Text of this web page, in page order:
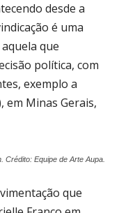
desde a
é uma
que
política, com
exemplo a
em Minas Gerais,
Crédito: Equipe de Arte Aupa.
que